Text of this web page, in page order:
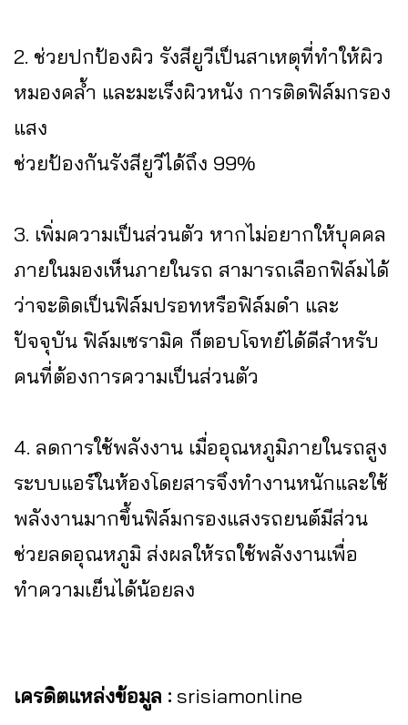
2. ช่วยปกป้องผิว รังสียูวีเป็นสาเหตุที่ทำให้ผิว
หมองคล้ำ และมะเร็งผิวหนัง การติดฟิล์มกรอง
แสง
ช่วยป้องกันรังสียูวีได้ถึง 99%
3. เพิ่มความเป็นส่วนตัว หากไม่อยากให้บุคคล
ภายในมองเห็นภายในรถ สามารถเลือกฟิล์มได้
ว่าจะติดเป็นฟิล์มปรอทหรือฟิล์มดำ และ
ปัจจุบัน ฟิล์มเซรามิค ก็ตอบโจทย์ได้ดีสำหรับ
คนที่ต้องการความเป็นส่วนตัว
4. ลดการใช้พลังงาน เมื่ออุณหภูมิภายในรถสูง
ระบบแอร์ในห้องโดยสารจึงทำงานหนักและใช้
พลังงานมากขึ้นฟิล์มกรองแสงรถยนต์มีส่วน
ช่วยลดอุณหภูมิ ส่งผลให้รถใช้พลังงานเพื่อ
ทำความเย็นได้น้อยลง
เครดิตแหล่งข้อมูล : srisiamonline